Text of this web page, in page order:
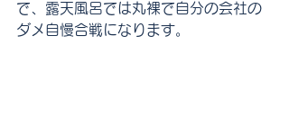
で、露天風呂では丸裸で自分の会社の
ダメ自慢合戦になります。